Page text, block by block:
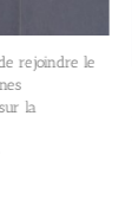
rejoindre le
la